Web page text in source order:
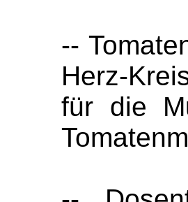
--
Herz-
für die